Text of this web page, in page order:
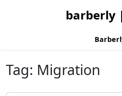
barberly
Tag: Migration